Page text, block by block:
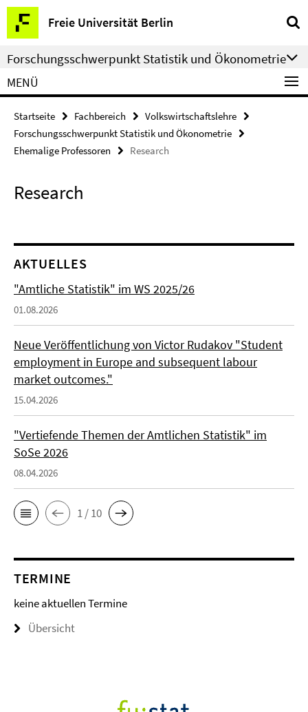
Springe
direkt
zu
Inhalt
Freie Universität Berlin
Service-
Navigation
Forschungsschwerpunkt Statistik und Ökonometrie
MENÜ
Startseite Fachbereich
Volkswirtschaftslehre
Forschungsschwerpunkt Statistik und Ökonometrie
Ehemalige Professoren
Research
Research
AKTUELLES
"Amtliche Statistik" im WS 2025/26
01.08.2026
Neue Veröffentlichung von Victor Rudakov "Student
employment in Europe and subsequent labour
market outcomes."
15.04.2026
"Vertiefende Themen der Amtlichen Statistik" im
SoSe 2026
08.04.2026
1 / 10
TERMINE
keine aktuellen Termine
Übersicht